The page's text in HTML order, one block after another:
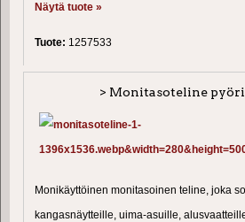
Näytä tuote »
Tuote: 1257533
> Monitasoteline
Monikäyttöinen monitasoinen teline, joka
kangasnäytteille, uima-asuille,